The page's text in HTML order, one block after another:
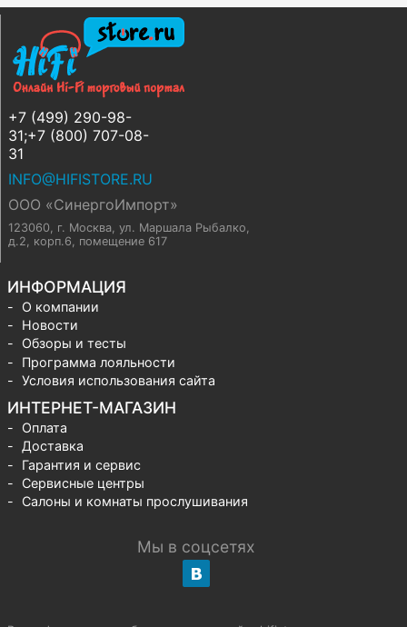
+7 (499) 290-98-
31;+7 (800) 707-08-
31
INFO@HIFISTORE.RU
ООО «СинергоИмпорт»
123060, г. Москва ул. Маршала Рыбалко,
д.2, корп.6, помещение 617
ИНФОРМАЦИЯ
О компании
Новости
Обзоры и тесты
Программа лояльности
Условия использования сайта
ИНТЕРНЕТ-МАГАЗИН
Оплата
Доставка
Гарантия и сервис
Сервисные центры
Салоны и комнаты прослушивания
Мы в соцсетях